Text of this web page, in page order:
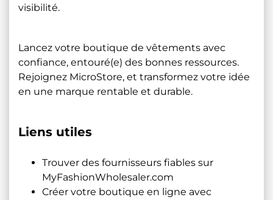
visibilité.
Lancez votre boutique de vêtements avec
confiance, entouré(e) des bonnes ressources.
Rejoignez MicroStore, et transformez votre idée
en une marque rentable et durable.
Liens utiles
Trouver des fournisseurs fiables sur
MyFashionWholesaler.com
Créer votre boutique en ligne avec